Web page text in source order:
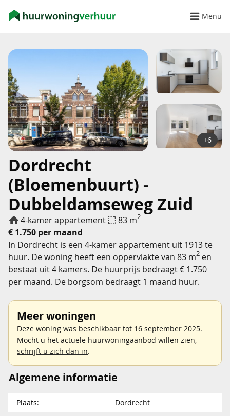
Menu
Dordrecht
(Bloemenbuurt) -
Dubbeldamseweg Zuid
4-kamer appartement 83 m2
€ 1.750 per maand
+6
In Dordrecht is een 4-kamer appartement uit 1913 te
huur. De woning heeft een oppervlakte van 83 m2 en
bestaat uit 4 kamers. De huurprijs bedraagt € 1.750
per maand. De borgsom bedraagt 1 maand huur.
Meer woningen
Deze woning was beschikbaar tot 16 september 2025.
Mocht u het actuele huurwoningaanbod willen zien,
schrijft u zich dan in.
Algemene informatie
Plaats:
Dordrecht